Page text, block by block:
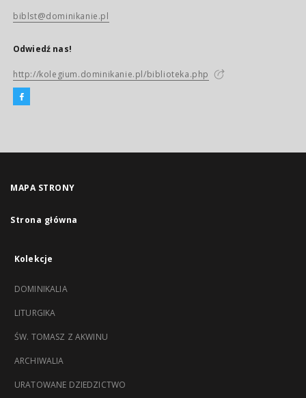
biblst@dominikanie.pl
Odwiedź nas!
http://kolegium.dominikanie.pl/biblioteka.php
MAPA STRONY
Strona główna
Kolekcje
DOMINIKALIA
LITURGIKA
ŚW. TOMASZ Z AKWINU
ARCHIWALIA
URATOWANE DZIEDZICTWO